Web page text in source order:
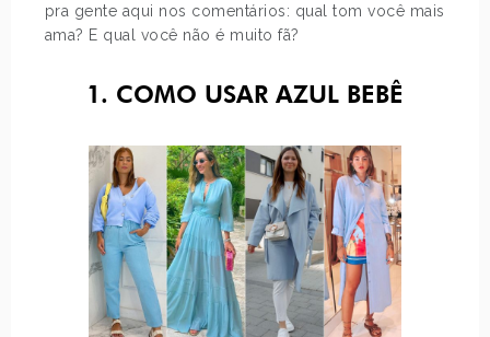
pra gente aqui nos comentários: qual tom você mais
ama? E qual você não é muito fã?
1. COMO USAR AZUL BEBÊ